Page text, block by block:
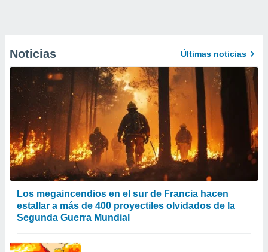
Noticias Últimas noticias
Los megaincendios en el sur de Francia hacen
estallar a más de 400 proyectiles olvidados de la
Segunda Guerra Mundial